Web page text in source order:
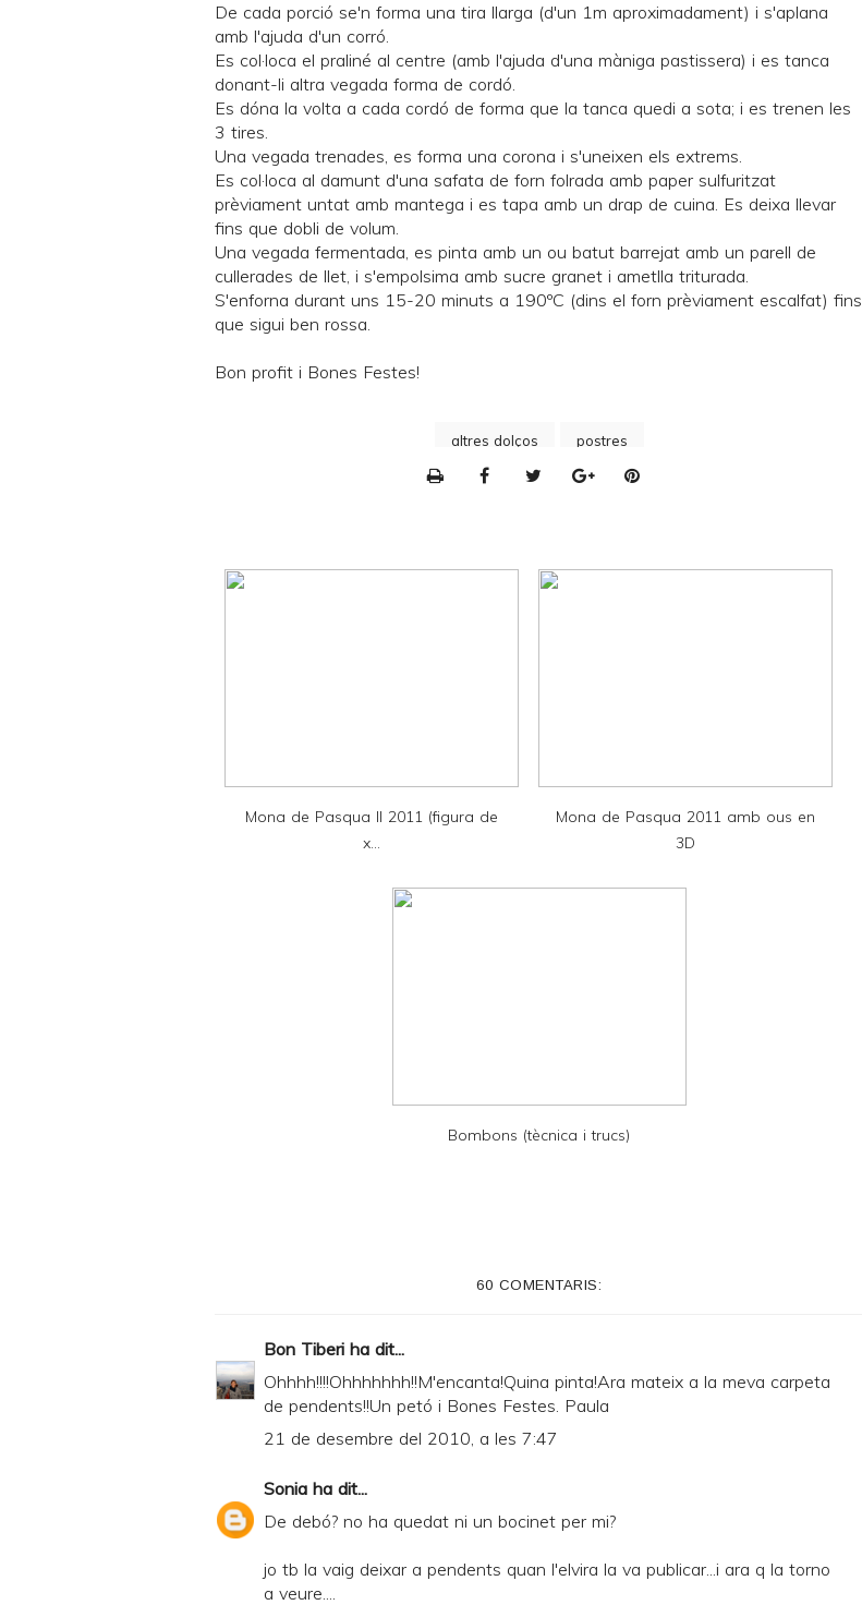
De cada porció se'n forma una tira llarga (d'un 1m aproximadament) i s'aplana
amb l'ajuda d'un corró.
Es col·loca el praliné al centre (amb l'ajuda d'una màniga pastissera) i es tanca
donant-li altra vegada forma de cordó.
Es dóna la volta a cada cordó de forma que la tanca quedi a sota; i es trenen les
3 tires.
Una vegada trenades, es forma una corona i s'uneixen els extrems.
Es col·loca al damunt d'una safata de forn folrada amb paper sulfuritzat
prèviament untat amb mantega i es tapa amb un drap de cuina. Es deixa llevar
fins que dobli de volum.
Una vegada fermentada, es pinta amb un ou batut barrejat amb un parell de
cullerades de llet, i s'empolsima amb sucre granet i ametlla triturada.
S'enforna durant uns 15-20 minuts a 190ºC (dins el forn prèviament escalfat) fins
que sigui ben rossa.
Bon profit i Bones Festes!
altres dolços postres
n
Mona de Pasqua II 2011 (figura de
x...
Mona de Pasqua 2011 amb ous en
3D
Bombons (tècnica i trucs)
60 COMENTARIS:
Bon Tiberi ha dit...
Ohhhh!!!!Ohhhhhhh!!M'encanta!Quina pinta!Ara mateix a la meva carpeta
de pendents!!Un petó i Bones Festes. Paula
21 de desembre del 2010, a les 7:47
Sonia ha dit...
De debó? no ha quedat ni un bocinet per mi?
jo tb la vaig deixar a pendents quan l'elvira la va publicar...i ara q la torno
a veure....